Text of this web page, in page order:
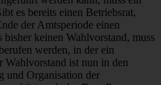
es bereits einen Betriebsrat,
der Amtsperiode einen
keinen Wahlvorstand, muss
werden, in der ein
ist nun in den
und Organisation der